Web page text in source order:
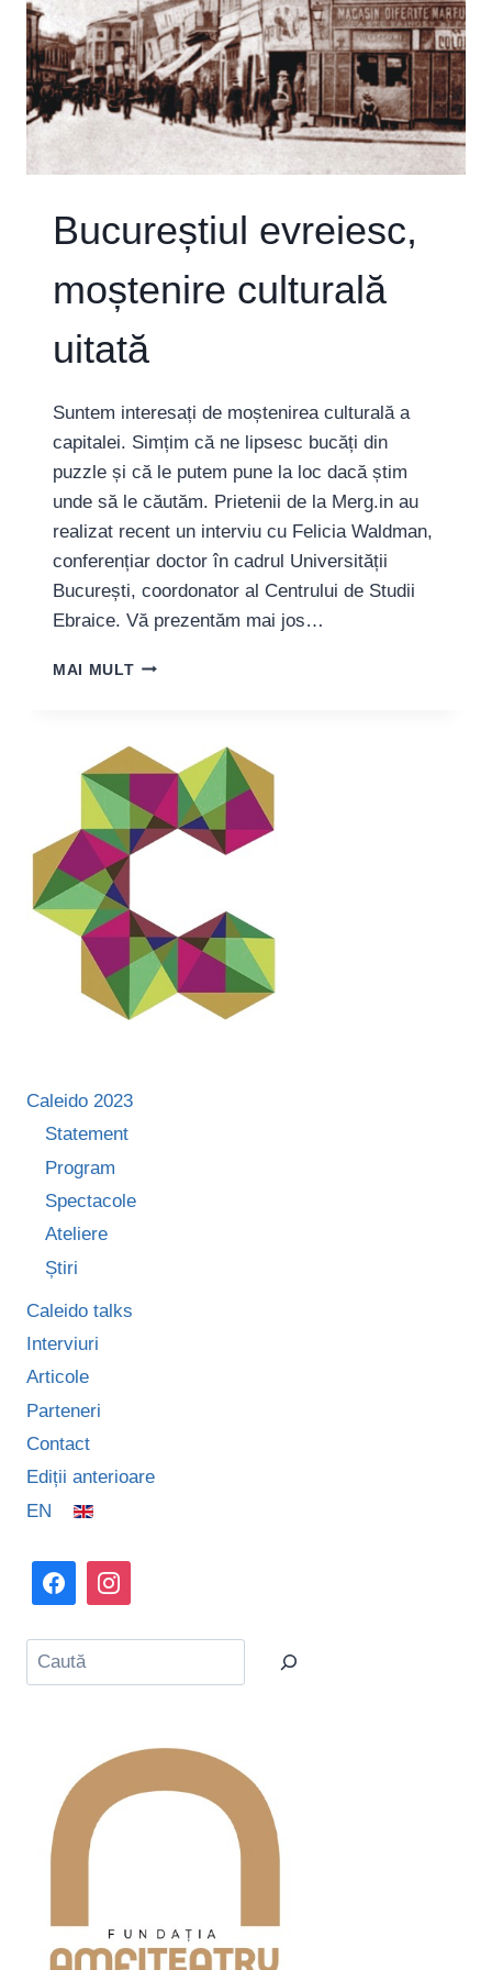
Bucureștiul evreiesc,
moștenire culturală
uitată
Suntem interesați de moștenirea culturală a
capitalei. Simțim că ne lipsesc bucăți din
puzzle și că le putem pune la loc dacă știm
unde să le căutăm. Prietenii de la Merg.in au
realizat recent un interviu cu Felicia Waldman,
conferențiar doctor în cadrul Universității
București, coordonator al Centrului de Studii
Ebraice. Vă prezentăm mai jos…
MAI MULTBUCUREȘTIUL
UITATĂ
Caleido 2023
Statement
Program
Spectacole
Ateliere
Știri
Caleido talks
Interviuri
Articole
Parteneri
Contact
Ediții anterioare
EN
Caută